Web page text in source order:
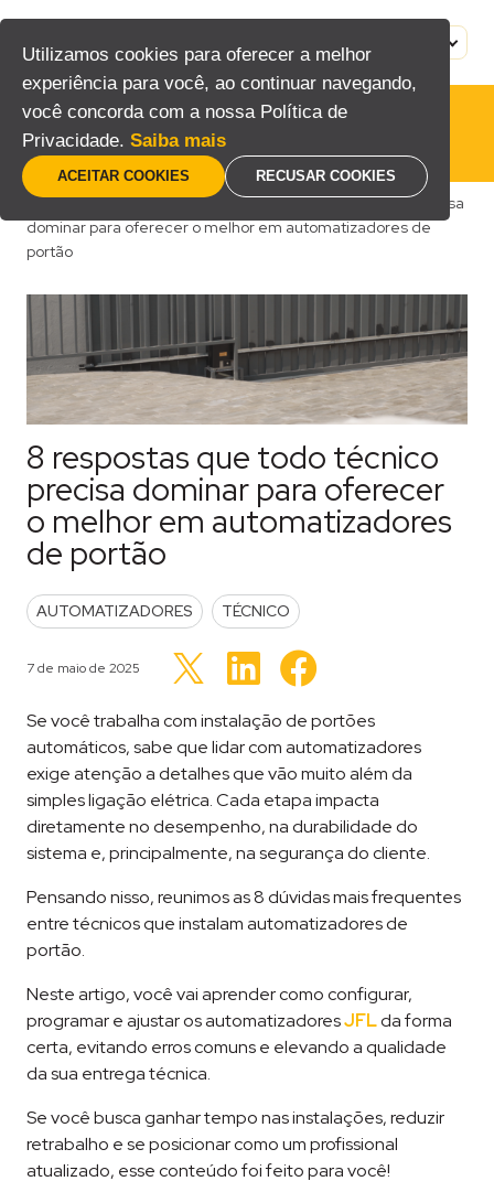
Utilizamos cookies para oferecer a melhor
experiência para você, ao continuar navegando,
você concorda com a nossa Política de
Privacidade. Saiba mais
RECUSAR COOKIES
ACEITAR COOKIES
conteúdo
Home/Blog/Técnico/8 respostas que todo técnico precisa
dominar para oferecer o melhor em automatizadores de
portão
8 respostas que todo técnico
precisa dominar para oferecer
o melhor em automatizadores
de portão
POSTED IN
AUTOMATIZADORES TÉCNICO
Publicado em
7 de maio de 2025 Clique
compartilhar
Twitter(abre
em
nova
janela)
Clique
para
compartilhar
em
nova
janela)
em
nova
janela)
Se você trabalha com instalação de portões
automáticos, sabe que lidar com automatizadores
exige atenção a detalhes que vão muito além da
simples ligação elétrica. Cada etapa impacta
diretamente no desempenho, na durabilidade do
sistema e, principalmente, na segurança do cliente.
Pensando nisso, reunimos as 8 dúvidas mais frequentes
entre técnicos que instalam automatizadores de
portão.
Neste artigo, você vai aprender como configurar,
programar e ajustar os automatizadoresJFLda forma
certa, evitando erros comuns e elevando a qualidade
da sua entrega técnica.
Se você busca ganhar tempo nas instalações, reduzir
retrabalho e se posicionar como um profissional
atualizado, esse conteúdo foi feito para você!